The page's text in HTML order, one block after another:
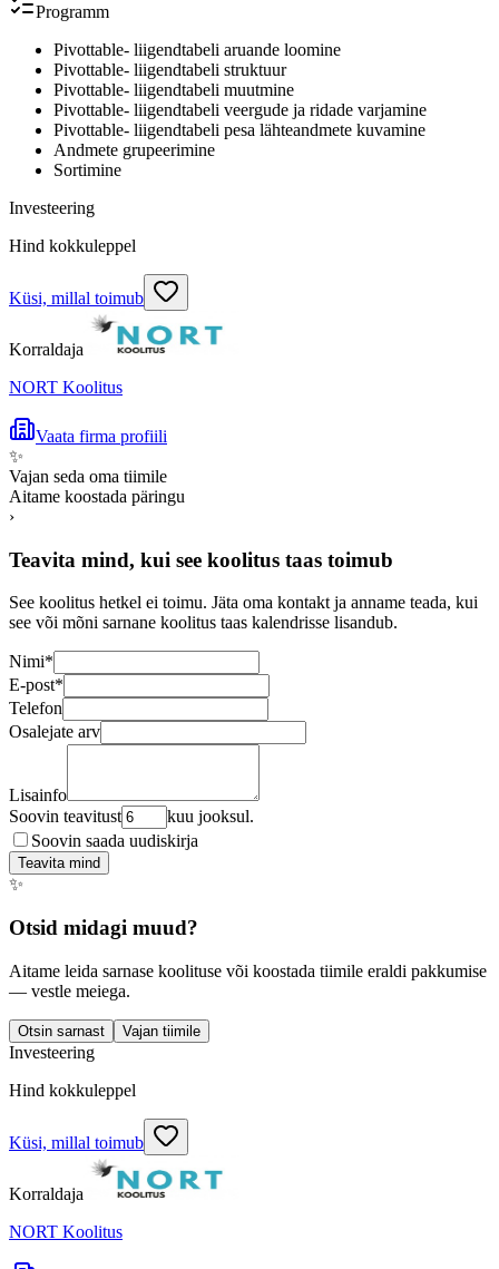
Programm
Pivottable- liigendtabeli aruande loomine
Pivottable- liigendtabeli struktuur
Pivottable- liigendtabeli muutmine
Pivottable- liigendtabeli veergude ja ridade varjamine
Pivottable- liigendtabeli pesa lähteandmete kuvamine
Andmete grupeerimine
Sortimine
Investeering
Hind kokkuleppel
Küsi, millal toimub
Korraldaja
NORT Koolitus
Vaata firma profiili
✨
Vajan seda oma tiimile
Aitame koostada päringu
›
Teavita mind, kui see koolitus taas toimub
See koolitus hetkel ei toimu. Jäta oma kontakt ja anname teada, kui
see või mõni sarnane koolitus taas kalendrisse lisandub.
Nimi*
E-post*
Telefon
Osalejate arv
Lisainfo
Soovin teavitust
kuu jooksul.
Soovin saada uudiskirja
Teavita mind
✨
Otsid midagi muud?
Aitame leida sarnase koolituse või koostada tiimile eraldi pakkumise
— vestle meiega.
Otsin sarnast Vajan tiimile
Investeering
Hind kokkuleppel
Küsi, millal toimub
Korraldaja
NORT Koolitus